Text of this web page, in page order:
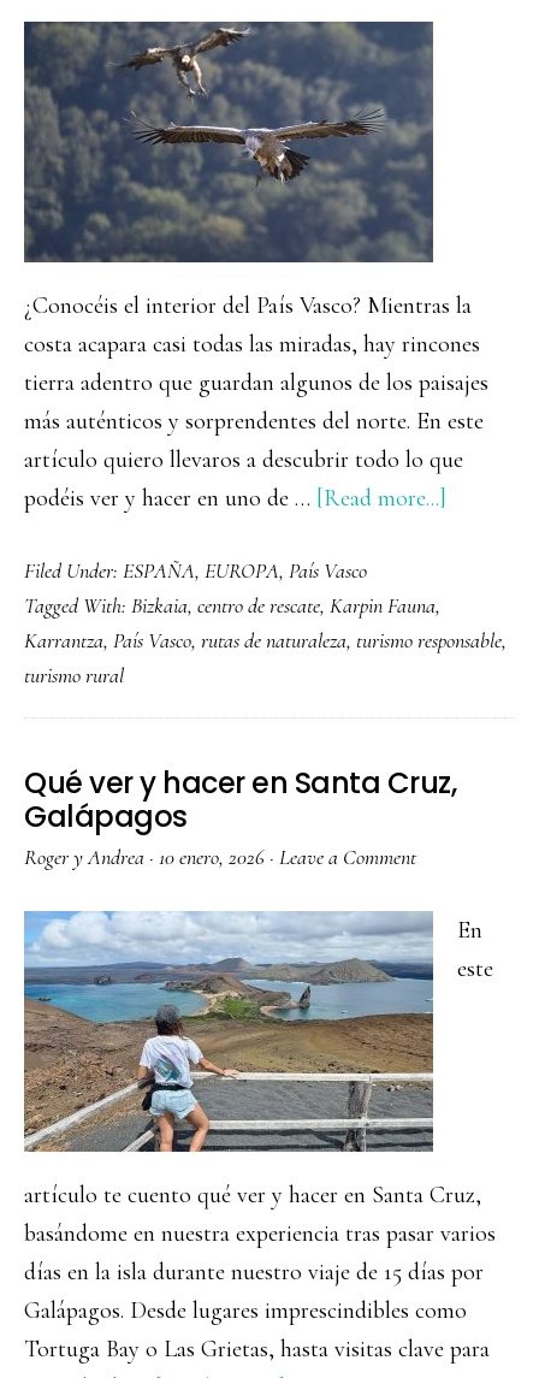
¿Conocéis el interior del País Vasco? Mientras la
costa acapara casi todas las miradas, hay rincones
tierra adentro que guardan algunos de los paisajes
más auténticos y sorprendentes del norte. En este
artículo quiero llevaros a descubrir todo lo que
podéis ver y hacer en uno de … [Read more...]
hacer
una
por
de
Carranza
Filed Under: ESPAÑA, EUROPA, País Vasco
Tagged With: Bizkaia, centro de rescate, Karpin Fauna,
Karrantza, País Vasco, rutas de naturaleza, turismo responsable,
turismo rural
Qué ver y hacer en Santa Cruz,
Galápagos
Roger y Andrea · 10 enero, 2026 · Leave a Comment
En
este
artículo te cuento qué ver y hacer en Santa Cruz,
basándome en nuestra experiencia tras pasar varios
días en la isla durante nuestro viaje de 15 días por
Galápagos. Desde lugares imprescindibles como
Tortuga Bay o Las Grietas, hasta visitas clave para